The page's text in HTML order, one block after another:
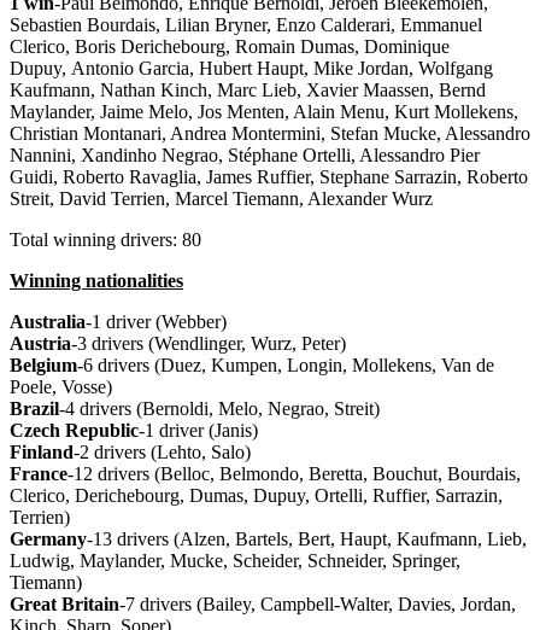
Sebastien Bourdais, Lilian Bryner, Enzo Calderari, Emmanuel
Clerico, Boris Derichebourg, Romain Dumas, Dominique
Dupuy, Antonio Garcia, Hubert Haupt, Mike Jordan, Wolfgang
Kaufmann, Nathan Kinch, Marc Lieb, Xavier Maassen, Bernd
Maylander, Jaime Melo, Jos Menten, Alain Menu, Kurt Mollekens,
Christian Montanari, Andrea Montermini, Stefan Mucke, Alessandro
Nannini, Xandinho Negrao, Stéphane Ortelli, Alessandro Pier
Guidi, Roberto Ravaglia, James Ruffier, Stephane Sarrazin, Roberto
Streit, David Terrien, Marcel Tiemann, Alexander Wurz
Total winning drivers: 80
Winning nationalities
Australia-1 driver (Webber)
Austria-3 drivers (Wendlinger, Wurz, Peter)
Belgium-6 drivers (Duez, Kumpen, Longin, Mollekens, Van de
Poele, Vosse)
Brazil-4 drivers (Bernoldi, Melo, Negrao, Streit)
Czech Republic-1 driver (Janis)
Finland-2 drivers (Lehto, Salo)
France-12 drivers (Belloc, Belmondo, Beretta, Bouchut, Bourdais,
Clerico, Derichebourg, Dumas, Dupuy, Ortelli, Ruffier, Sarrazin,
Terrien)
Germany-13 drivers (Alzen, Bartels, Bert, Haupt, Kaufmann, Lieb,
Ludwig, Maylander, Mucke, Scheider, Schneider, Springer,
Tiemann)
Great Britain-7 drivers (Bailey, Campbell-Walter, Davies, Jordan,